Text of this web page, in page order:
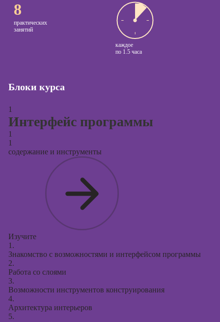
проектов
PowerPoint
8
практических
занятий
каждое
по 1.5 часа
Блоки курса
1
Интерфейс программы
1
1
содержание и инструменты
Изучите
1.
Знакомство с возможностями и интерфейсом программы
2.
Работа со слоями
3.
Возможности инструментов конструирования
4.
Архитектура интерьеров
5.